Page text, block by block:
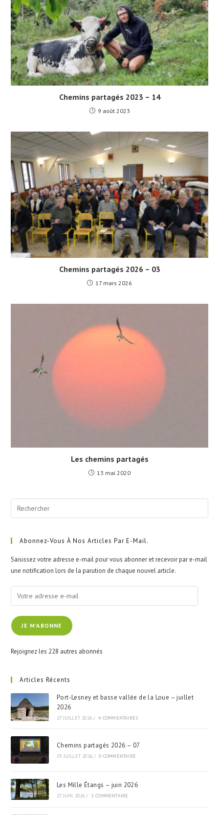
Chemins partagés 2023 – 14
9 août 2023
Chemins partagés 2026 – 03
17 mars 2026
Les chemins partagés
13 mai 2020
Abonnez-Vous À Nos Articles Par E-Mail.
Saisissez votre adresse e-mail pour vous abonner et recevoir par e-mail
une notification lors de la parution de chaque nouvel article.
Votre
adresse
e-
mailJE M'ABONNE
Rejoignez les 228 autres abonnés
Articles Récents
Port-Lesney et basse vallée de la Loue – juillet
2026
27 JUILLET 2026 / 4 COMMENTAIRES
Chemins partagés 2026 – 07
19 JUILLET 2026 / 0 COMMENTAIRE
Les Mille Étangs – juin 2026
27 JUIN 2026 / 1 COMMENTAIRE